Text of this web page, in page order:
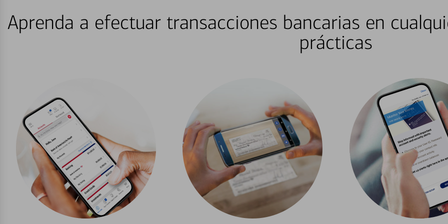
Aprenda a efectuar transacciones bancarias en
prácticas